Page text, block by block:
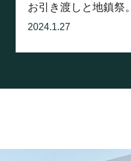
お引き渡しと地鎮祭。
2024.1.27